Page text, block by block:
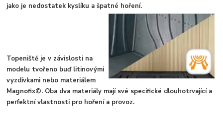
jako je nedostatek kyslíku a špatné hoření.
Topeniště je v závislosti na
modelu tvořeno buď litinovými
vyzdívkami nebo materiálem
Magnofix©. Oba dva materiály mají své specifické dlouhotrvající a
perfektní vlastnosti pro hoření a provoz.